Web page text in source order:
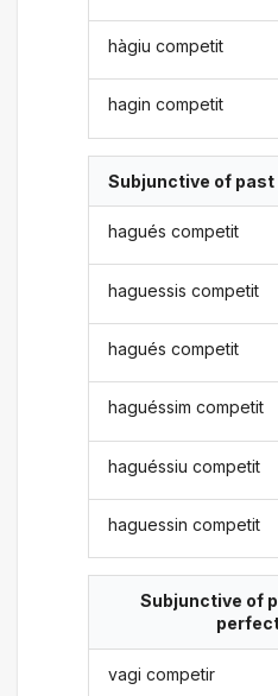
hàgiu competit
hagin competit
Subjunctive of
hagués competit
haguessis competit
hagués competit
haguéssim competit
haguéssiu competit
haguessin competit
Subjunctive of
vagi competir